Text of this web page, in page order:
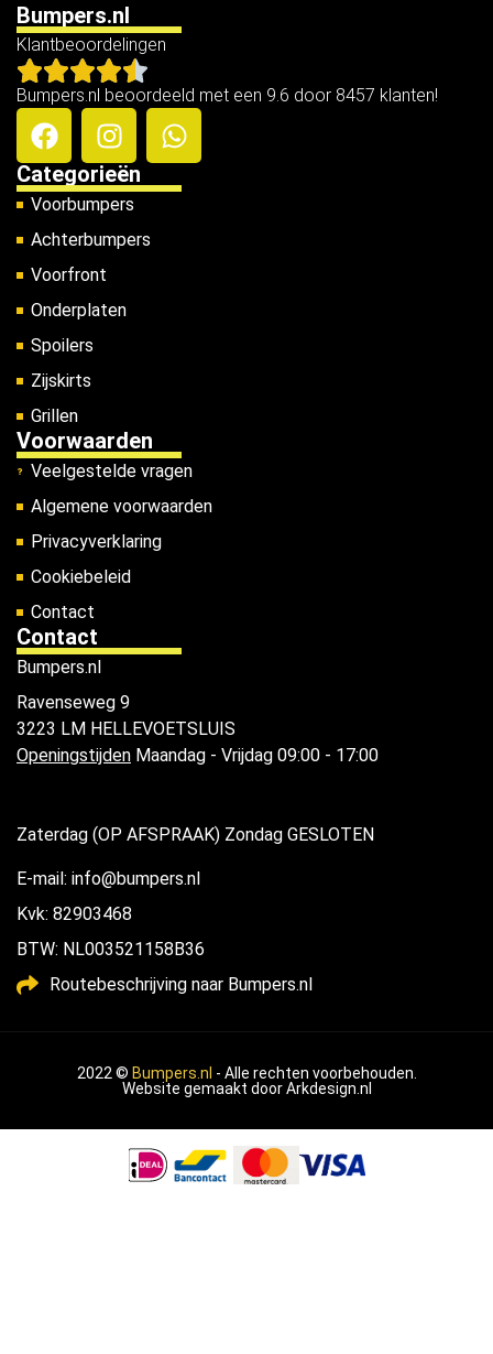
Bumpers.nl
Klantbeoordelingen
Bumpers.nl beoordeeld met een 9.6 door 8457 klanten!
Categorieën
Voorbumpers
Achterbumpers
Voorfront
Onderplaten
Spoilers
Zijskirts
Grillen
Voorwaarden
Veelgestelde vragen
Algemene voorwaarden
Privacyverklaring
Cookiebeleid
Contact
Contact
Bumpers.nl
Ravenseweg 9
3223 LM HELLEVOETSLUIS
Openingstijden Maandag - Vrijdag 09:00 - 17:00
Zaterdag (OP AFSPRAAK) Zondag GESLOTEN
E-mail: info@bumpers.nl
Kvk: 82903468
BTW: NL003521158B36
Routebeschrijving naar Bumpers.nl
2022 © Bumpers.nl - Alle rechten voorbehouden.
Website gemaakt doorArkdesign.nl